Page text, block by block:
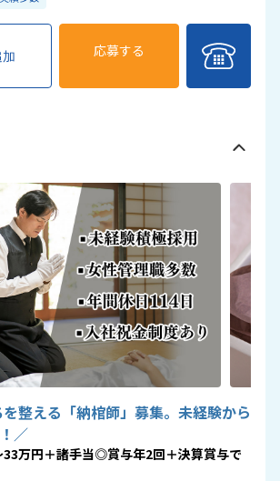
応募する
整える「納棺師」募集。未経験から
／
33万円＋諸手当◎賞与年2回＋決算賞与で